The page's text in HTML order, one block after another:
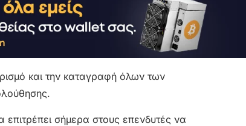
και την καταγραφή όλων των
επιτρέπει σήμερα στους επενδυτές να